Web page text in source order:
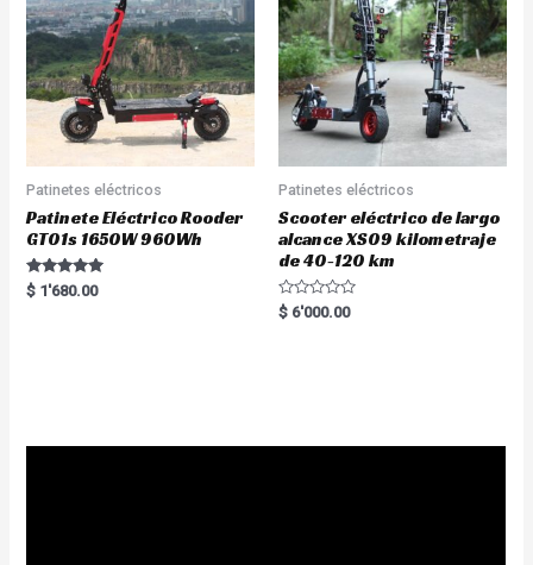
Patinetes eléctricos
Patinete Eléctrico Rooder
GT01s 1650W 960Wh
Rated
5.00
$ 1'680.00
Patinetes eléctricos
Scooter eléctrico de largo
alcance XS09 kilometraje
de 40-120 km
R
a
$ 6'000.00